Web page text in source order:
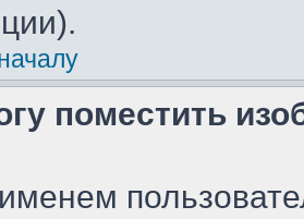
поместить